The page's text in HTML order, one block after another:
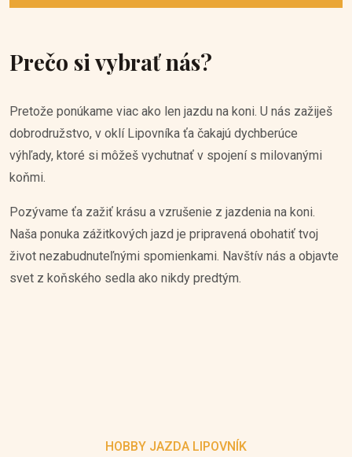
Prečo si vybrať nás?
Pretože ponúkame viac ako len jazdu na koni. U nás zažiješ
dobrodružstvo, v oklí Lipovníka ťa čakajú dychberúce
výhľady, ktoré si môžeš vychutnať v spojení s milovanými
koňmi.
Pozývame ťa zažiť krásu a vzrušenie z jazdenia na koni.
Naša ponuka zážitkových jazd je pripravená obohatiť tvoj
život nezabudnuteľnými spomienkami. Navštív nás a objavte
svet z koňského sedla ako nikdy predtým.
HOBBY JAZDA LIPOVNÍK